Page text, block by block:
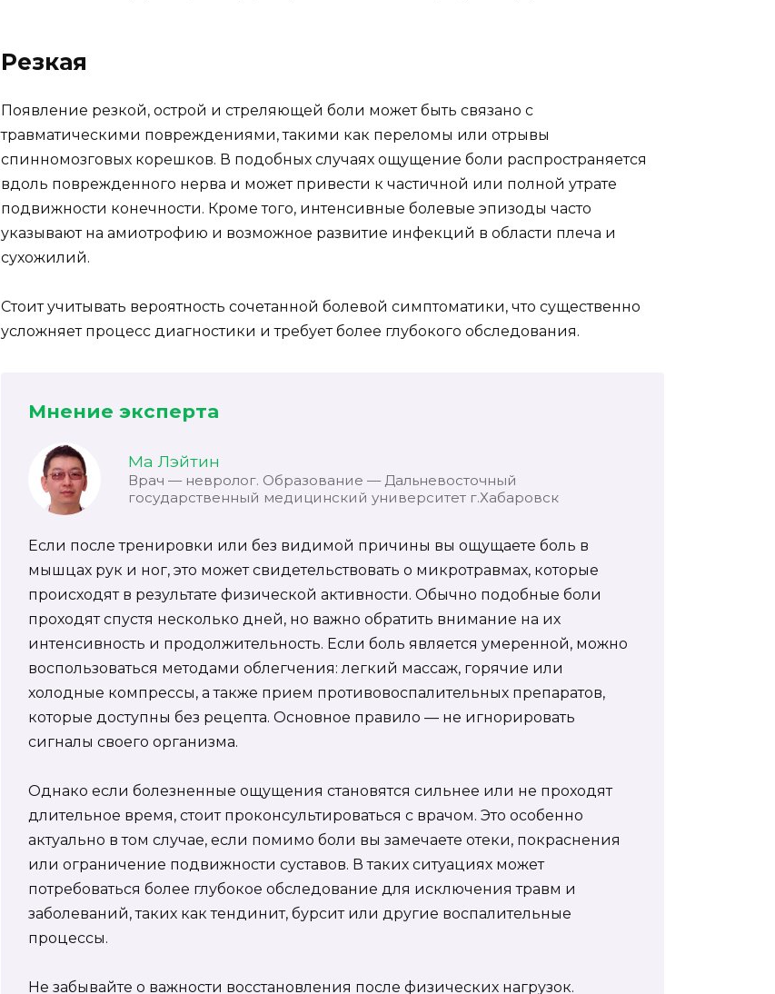
Резкая
Появление резкой, острой и стреляющей боли может быть связано с
травматическими повреждениями, такими как переломы или отрывы
спинномозговых корешков. В подобных случаях ощущение боли распространяется
вдоль поврежденного нерва и может привести к частичной или полной утрате
подвижности конечности. Кроме того, интенсивные болевые эпизоды часто
указывают на амиотрофию и возможное развитие инфекций в области плеча и
сухожилий.
Стоит учитывать вероятность сочетанной болевой симптоматики, что существенно
усложняет процесс диагностики и требует более глубокого обследования.
Мнение эксперта
Ма Лэйтин
Врач — невролог. Образование — Дальневосточный
государственный медицинский университет г.Хабаровск
Если после тренировки или без видимой причины вы ощущаете боль в
мышцах рук и ног, это может свидетельствовать о микротравмах, которые
происходят в результате физической активности. Обычно подобные боли
проходят спустя несколько дней, но важно обратить внимание на их
интенсивность и продолжительность. Если боль является умеренной, можно
воспользоваться методами облегчения: легкий массаж, горячие или
холодные компрессы, а также прием противовоспалительных препаратов,
которые доступны без рецепта. Основное правило — не игнорировать
сигналы своего организма.
Однако если болезненные ощущения становятся сильнее или не проходят
длительное время, стоит проконсультироваться с врачом. Это особенно
актуально в том случае, если помимо боли вы замечаете отеки, покраснения
или ограничение подвижности суставов. В таких ситуациях может
потребоваться более глубокое обследование для исключения травм и
заболеваний, таких как тендинит, бурсит или другие воспалительные
процессы.
Не забывайте о важности восстановления после физических нагрузок.